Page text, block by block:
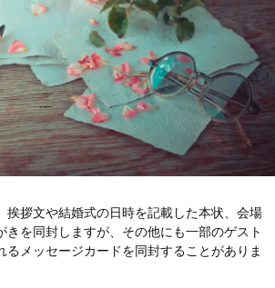
挨拶文や結婚式の日時を記載した本状、会場
きを同封しますが、その他にも一部のゲスト
るメッセージカードを同封することがありま